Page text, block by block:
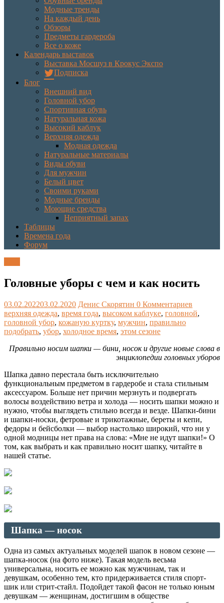
Модные тренды
На каждый день
Обзоры
Предметы гардероба
Все о коже
Календарь выставок
Выставка Мосшуз в Крокус Экспо
Подписка
Блог
Внешний вид
Головной убор
Спортивная обувь
Натуральная кожа
Высокий каблук
Верхняя одежда
Модная одежда
Натуральные материалы
Виды обуви
Для мужчин
Белый цвет
Своими руками
Модные бренды
Моющие средства
Неприятный запах
Таблицы
Времена года
Форум
Головные уборы с чем и как носить
03.02.202203.02.2020 Денис Скорятин 0 Комментариев
верхняя одежда, время года, высоком каблуке, головной,
головной убор, кожаную куртку, мужчин, правильно
подобрать, убор, холодное время, этом сезоне
Правильно носим шапки — бини, носок и другие новые слова в
энциклопедии головных уборов
Шапка давно перестала быть исключительно
функциональным предметом в гардеробе и стала стильным
аксессуаром. Больше нет причин мерзнуть и подвергать
волосы воздействию ветра и холода — носить шапки можно и
нужно, чтобы выглядеть стильно всегда и везде. Шапки-бини
и шапки-носки, фетровые и трикотажные, береты и кепи,
федоры и бейсболки — выбор настолько широкий, что ни у
одной модницы нет права на слова: «Мне не идут шапки!» О
том, как выбрать и как правильно носит шапку, читайте в
нашей статье.
Шапка — носок
Одна из самых актуальных моделей шапок в новом сезоне —
шапка-носок (на фото ниже). Такая модель весьма
универсальна, носить ее можно как мужчинам, так и
девушкам, особенно тем, кто придерживается стиля спорт-
шик или стрит-стайл. Подойдет такой фасон не только юным
девушкам — женщинам, достигшим в обществе